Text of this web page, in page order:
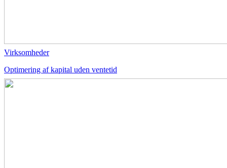
Virksomheder
Optimering af kapital uden ventetid